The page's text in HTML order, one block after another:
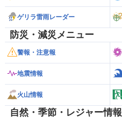
ゲリラ雷雨レーダー
防災・減災メニュー
警報・注意報
地震情報
火山情報
自然・季節・レジャー情報